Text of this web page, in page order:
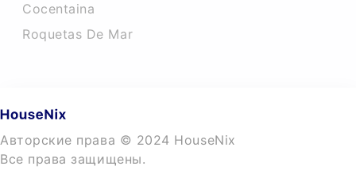
Cocentaina
Roquetas De Mar
Авторские права © 2024 HouseNix
Все права защищены.